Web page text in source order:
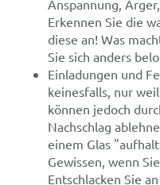
Anspannung,
Erkennen Sie die
diese an! Was
Sie sich anders
Einladungen und
keinesfalls, nur
können jedoch
Nachschlag
einem Glas
Gewissen, wenn
Entschlacken Sie